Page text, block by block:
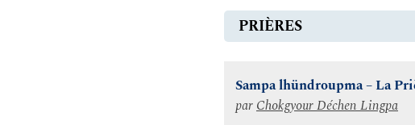
PRIÈRES
Sampa lhündroupma – La
parChokgyour Déchen Lingpa